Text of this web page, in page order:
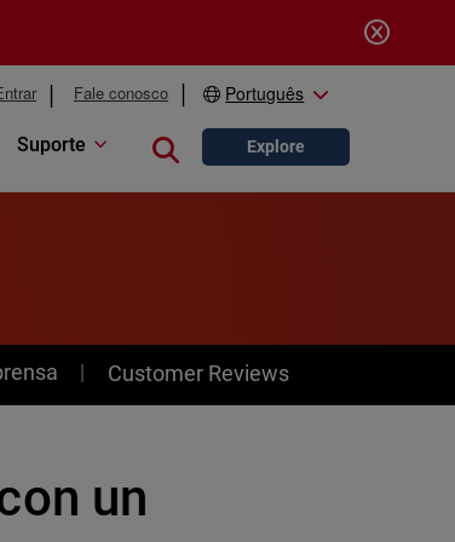
Fale conosco Português
Suporte Close search
Explore
Customer Reviews
un